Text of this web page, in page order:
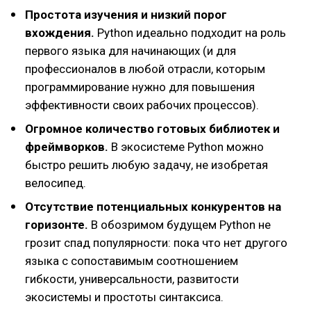
Простота изучения и низкий порог
вхождения. Python идеально подходит на роль
первого языка для начинающих (и для
профессионалов в любой отрасли, которым
программирование нужно для повышения
эффективности своих рабочих процессов).
Огромное количество готовых библиотек и
фреймворков. В экосистеме Python можно
быстро решить любую задачу, не изобретая
велосипед.
Отсутствие потенциальных конкурентов на
горизонте. В обозримом будущем Python не
грозит спад популярности: пока что нет другого
языка с сопоставимым соотношением
гибкости, универсальности, развитости
экосистемы и простоты синтаксиса.